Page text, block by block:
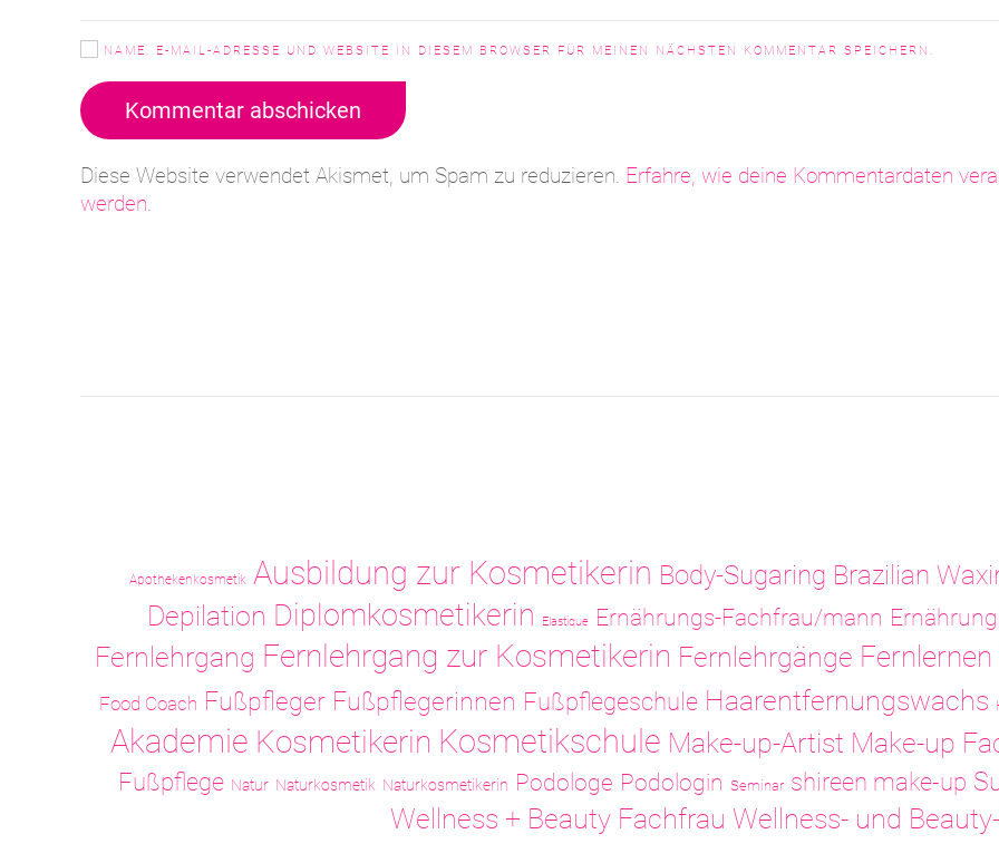
NAME, E-MAIL-ADRESSE UND WEBSITE IN DIESEM BROWSER FÜR MEINEN NÄCHSTEN KOMMENTAR SPEICHERN.
Kommentar abschicken
Diese Website verwendet Akismet, um Spam zu reduzieren. Erfahre, wie deine Kommentardaten
werden.
Apothekenkosmetik Ausbildung zur Kosmetikerin Body-Sugaring Brazilian
Depilation Diplomkosmetikerin Elastique Ernährungs-Fachfrau/mann
Fernlehrgang Fernlehrgang zur Kosmetikerin Fernlehrgänge Fernlernen
Food Coach Fußpfleger Fußpflegerinnen Fußpflegeschule Haarentfernungswachs
Akademie Kosmetikerin Kosmetikschule Make-up-Artist Make-up
Fußpflege Natur Naturkosmetik Naturkosmetikerin Podologe Podologin Seminar shireen make-up
Wellness + Beauty Fachfrau Wellness- und